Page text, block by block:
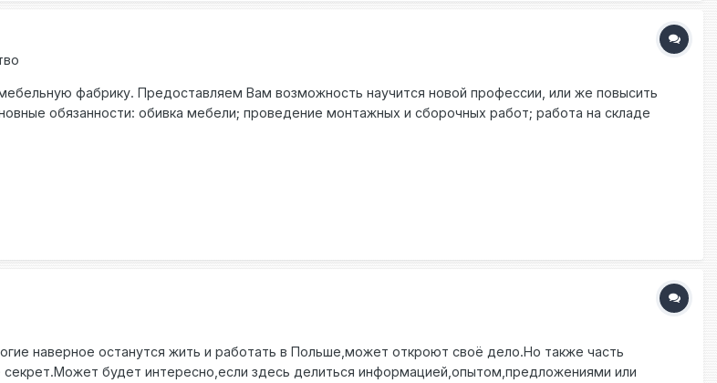
ZUS и сообщить, что он на карантине и работодатель начнет платить новому работнику больничный?
фабрику. Предоставляем Вам возможность научится новой профессии, или же повысить
обязанности: обивка мебели; проведение монтажных и сборочных работ; работа на складе
или же оставьте свой номер по которому можно с вами связаться. Ниже один из наших
наверное останутся жить и работать в Польше,может откроют своё дело.Но также часть
будет интересно,если здесь делиться информацией,опытом,предложениями или